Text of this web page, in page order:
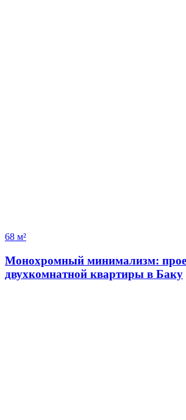
68 м²
Монохромный минимализм:
двухкомнатной квартиры в Баку